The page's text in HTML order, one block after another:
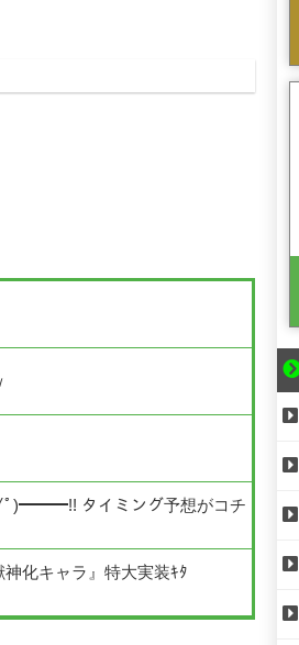
ﾟ)━━━!! タイミング予想がコチ
化キャラ』特大実装ｷﾀ